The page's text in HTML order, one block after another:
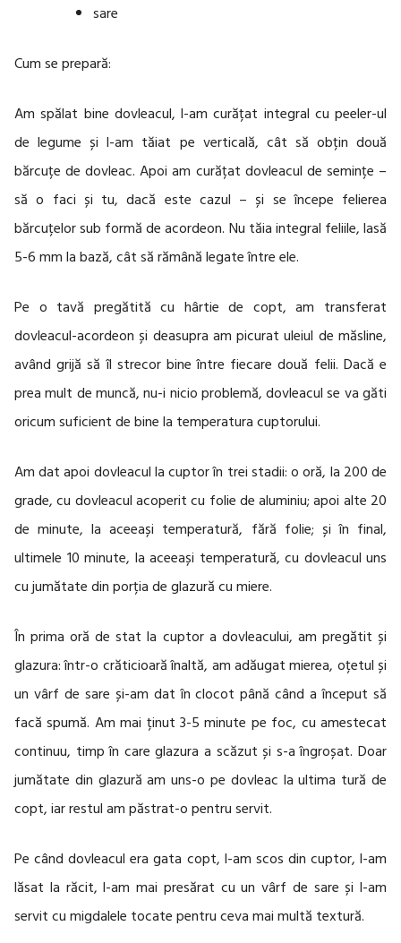
sare
Cum se prepară:
Am spălat bine dovleacul, l-am curățat integral cu peeler-ul
de legume și l-am tăiat pe verticală, cât să obțin două
bărcuțe de dovleac. Apoi am curățat dovleacul de semințe –
să o faci și tu, dacă este cazul – și se începe felierea
bărcuțelor sub formă de acordeon. Nu tăia integral feliile, lasă
5-6 mm la bază, cât să rămână legate între ele.
Pe o tavă pregătită cu hârtie de copt, am transferat
dovleacul-acordeon și deasupra am picurat uleiul de măsline,
având grijă să îl strecor bine între fiecare două felii. Dacă e
prea mult de muncă, nu-i nicio problemă, dovleacul se va găti
oricum suficient de bine la temperatura cuptorului.
Am dat apoi dovleacul la cuptor în trei stadii: o oră, la 200 de
grade, cu dovleacul acoperit cu folie de aluminiu; apoi alte 20
de minute, la aceeași temperatură, fără folie; și în final,
ultimele 10 minute, la aceeași temperatură, cu dovleacul uns
cu jumătate din porția de glazură cu miere.
În prima oră de stat la cuptor a dovleacului, am pregătit și
glazura: într-o crăticioară înaltă, am adăugat mierea, oțetul și
un vârf de sare și-am dat în clocot până când a început să
facă spumă. Am mai ținut 3-5 minute pe foc, cu amestecat
continuu, timp în care glazura a scăzut și s-a îngroșat. Doar
jumătate din glazură am uns-o pe dovleac la ultima tură de
copt, iar restul am păstrat-o pentru servit.
Pe când dovleacul era gata copt, l-am scos din cuptor, l-am
lăsat la răcit, l-am mai presărat cu un vârf de sare și l-am
servit cu migdalele tocate pentru ceva mai multă textură.